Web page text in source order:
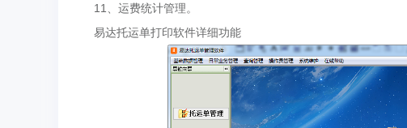
11、运费统计管理。
易达托运单打印软件详细功能